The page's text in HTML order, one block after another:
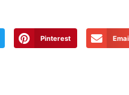
Pinterest